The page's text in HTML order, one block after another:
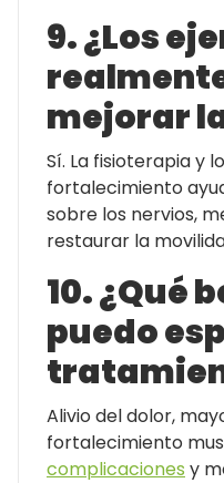
9. ¿Los
mejorar
Sí. La fisioterapia y
fortalecimiento
sobre los nervios,
restaurar la
10. ¿Qué
puedo
Alivio del dolor,
fortalecimiento
complicaciones y